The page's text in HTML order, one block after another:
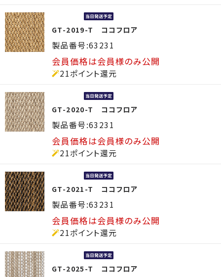
GT-2019-T ココフロア
製品番号:63231
会員価格は会員様のみ公開
21ポイント還元
GT-2020-T ココフロア
製品番号:63231
会員価格は会員様のみ公開
21ポイント還元
GT-2021-T ココフロア
製品番号:63231
会員価格は会員様のみ公開
21ポイント還元
GT-2025-T ココフロア